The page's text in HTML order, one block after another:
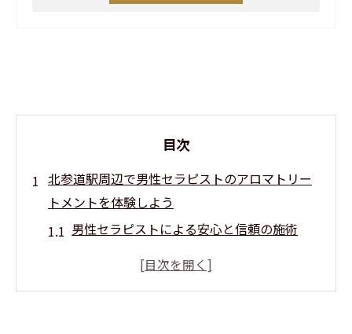
目次
北参道駅周辺で男性セラピストのアロマトリー
トメントを体験しよう
男性セラピストによる安心と信頼の施術
北参道での特別な癒しの時間